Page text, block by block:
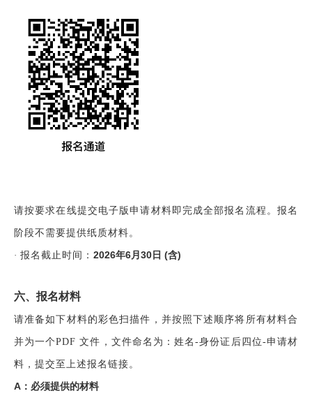
请按要求在线提交电子版申请材料即完成全部报名流程。报名
阶段不需要提供纸质材料。
· 报名截止时间： 2026年6月30日 (含)
六、报名材料
请准备如下材料的彩色扫描件，并按照下述顺序将所有材料合
并为一个PDF 文件，文件命名为：姓名-身份证后四位-申请材
料，提交至上述报名链接。
A：必须提供的材料